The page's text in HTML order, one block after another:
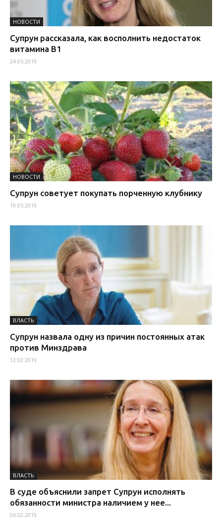
НОВОСТИ
Супрун рассказала, как восполнить недостаток
витамина В1
24.05.2019
НОВОСТИ
Супрун советует покупать порченную клубнику
19.05.2019
ВЛАСТЬ
Супрун назвала одну из причин постоянных атак
против Минздрава
12.02.2019
ВЛАСТЬ
В суде объяснили запрет Супрун исполнять
обязанности министра наличием у нее...
06.02.2019